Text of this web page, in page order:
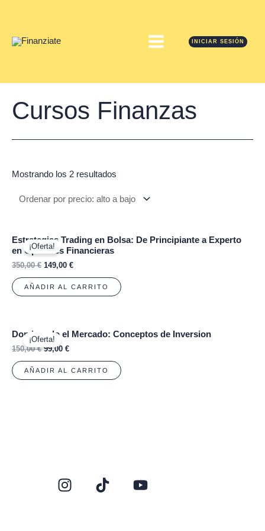
MENU
INICIAR SESIÓN
Cursos Finanzas
Mostrando los 2 resultados
¡Oferta!
Estrategias Trading en Bolsa: De Principiante a Experto
en Opciones Financieras
350,00€ 149,00 €
AÑADIR AL CARRITO
¡Oferta!
Dominando el Mercado: Conceptos de Inversion
150,00€ 99,00 €
AÑADIR AL CARRITO